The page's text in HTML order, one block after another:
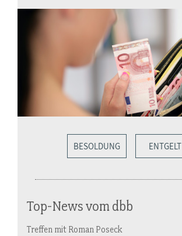
BESOLDUNG ENTGELT
Top-News vom dbb
Treffen mit Roman Poseck